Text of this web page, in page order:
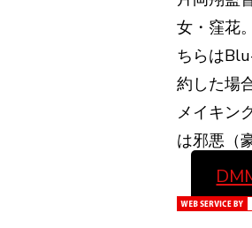
女・窪花
ちらは
約した場
メイキン
は邪悪（